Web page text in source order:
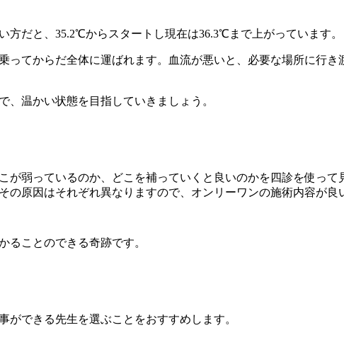
方だと、35.2℃からスタートし現在は36.3℃まで上がっています。
ってからだ全体に運ばれます。血流が悪いと、必要な場所に行
温かい状態を目指していきましょう。
が弱っているのか、どこを補っていくと良いのかを四診を使っ
原因はそれぞれ異なりますので、オンリーワンの施術内容が良
ることのできる奇跡です。
できる先生を選ぶことをおすすめします。